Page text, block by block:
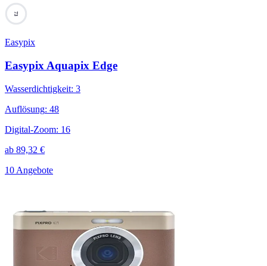
73
Easypix
Easypix Aquapix Edge
Wasserdichtigkeit: 3
Auflösung: 48
Digital-Zoom: 16
ab 89,32 €
10 Angebote